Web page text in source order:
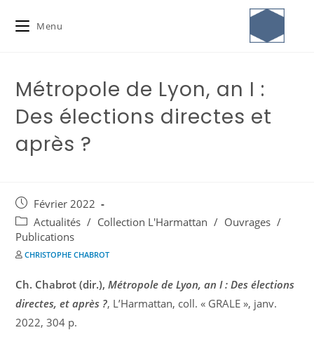
Menu
Métropole de Lyon, an I :
Des élections directes et
après ?
Février 2022
Actualités / Collection L'Harmattan / Ouvrages /
Publications
CHRISTOPHE CHABROT
Ch. Chabrot (dir.),Métropole de Lyon, an I : Des élections
directes, et après ?, L’Harmattan, coll. « GRALE », janv.
2022, 304 p.